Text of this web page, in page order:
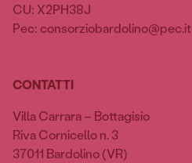
CU: X2PH38J
Pec: consorziobardolino@pec.it
CONTATTI
Villa Carrara – Bottagisio
Riva Cornicello n. 3
37011 Bardolino (VR)